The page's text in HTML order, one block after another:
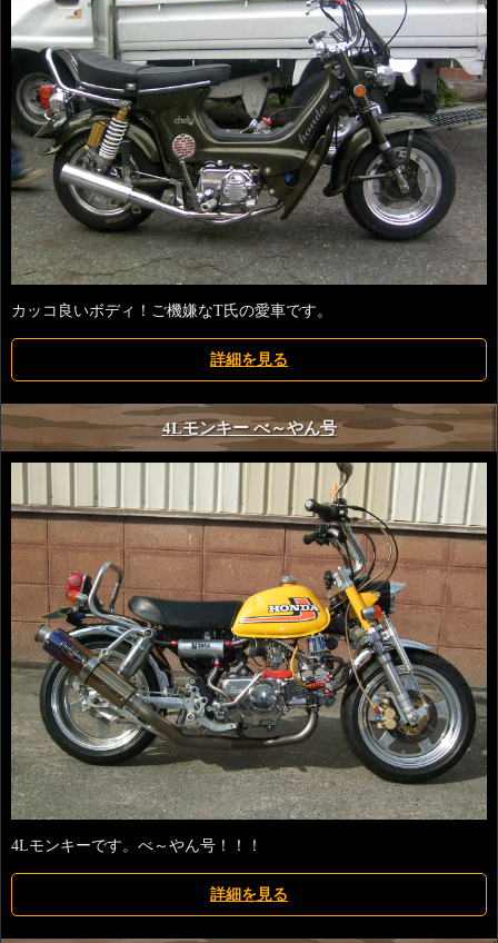
カッコ良いボディ！ご機嫌なT氏の愛車です。
詳細を見る
4Lモンキー べ～やん号
4Lモンキーです。べ～やん号！！！
詳細を見る